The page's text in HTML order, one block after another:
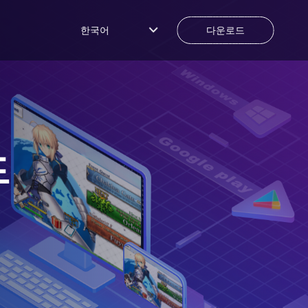
한국어 다운로드